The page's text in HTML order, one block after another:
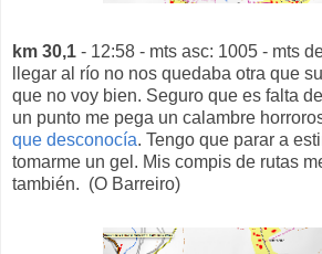
km 30,1 - 12:58 - mts asc: 1005 - mts
llegar al río no nos quedaba otra que
que no voy bien. Seguro que es falta
un punto me pega un calambre
que desconocía. Tengo que parar a
tomarme un gel. Mis compis de rutas
también. (O Barreiro)